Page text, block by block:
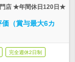
門店 ★年間休日120日★
（賞与最大6カ
完全週休2日制